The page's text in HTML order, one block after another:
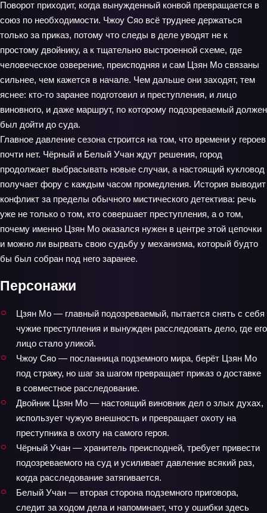
Поворот приходит, когда вынужденный конвой превращается в
союз по необходимости. Чжоу Сяо всё труднее держаться
только за приказ, потому что следы в деле уводят не к
простому двойнику, а к тщательно выстроенной схеме, где
человеческое озверение, преисподняя и сам Цзян Мо связаны
сильнее, чем кажется в начале. Чем дальше они заходят, тем
яснее: кто-то заранее подготовил и преступления, и лицо
виновного, и даже маршрут, по которому подозреваемый должен
был дойти до суда.
Главное давление сезона строится на том, что времени у героев
почти нет. Чёрный и Белый Учан ждут решения, город
продолжает выбрасывать новые случаи, а настоящий кукловод
получает фору с каждым часом промедления. История выводит
конфликт за пределы обычного мистического детектива: речь
уже не только о том, кто совершает преступления, а о том,
почему именно Цзян Мо оказался нужен в центре этой цепочки
и можно ли вырвать свою судьбу у механизма, который будто
бы был собран под него заранее.
Персонажи
Цзян Мо — главный подозреваемый, пытается снять с себя
чужие преступления и вынужден расследовать дело, где его
лицо стало уликой.
Чжоу Сяо — посланница подземного мира, берёт Цзян Мо
под стражу, но шаг за шагом превращает приказ о доставке
в совместное расследование.
Двойник Цзян Мо — настоящий виновник дел о злых духах,
использует чужую внешность и превращает охоту на
преступника в охоту на самого героя.
Чёрный Учан — хранитель преисподней, требует привести
подозреваемого на суд и усиливает давление всякий раз,
когда расследование затягивается.
Белый Учан — вторая сторона подземного приговора,
следит за ходом дела и напоминает, что у ошибки здесь